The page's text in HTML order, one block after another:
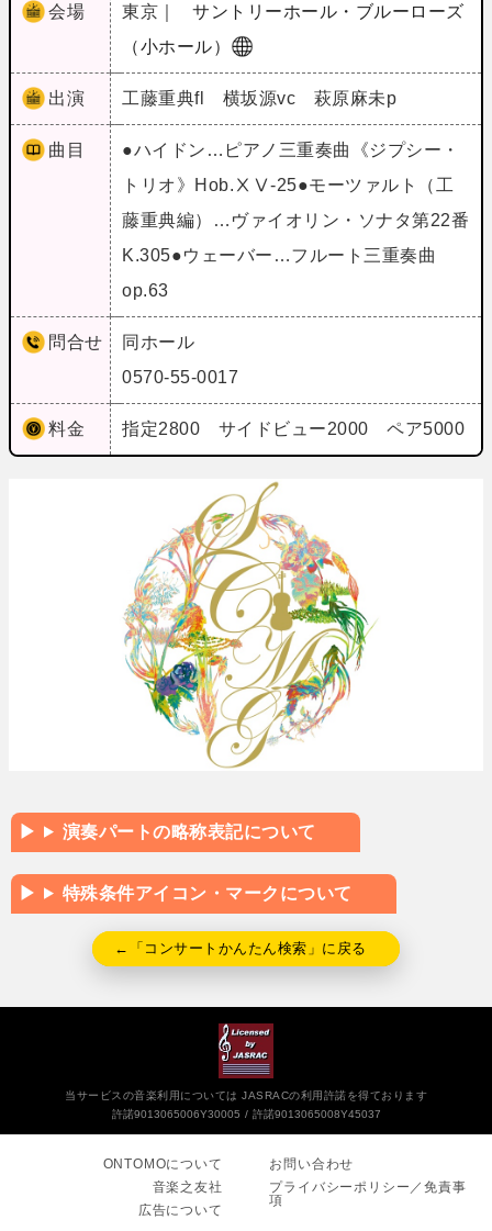
会場 東京｜
サントリーホール・ブルーローズ
（小ホール）
出演 工藤重典fl 横坂源vc 萩原麻未p
曲目
●ハイドン…ピアノ三重奏曲《ジプシー・
トリオ》Hob.ⅩⅤ-25●モーツァルト（工
藤重典編）…ヴァイオリン・ソナタ第22番
K.305●ウェーバー…フルート三重奏曲
op.63
問合せ
同ホール
0570-55-0017
料金 指定2800 サイドビュー2000 ペア5000
演奏パートの略称表記について
特殊条件アイコン・マークについて
←「コンサートかんたん検索」に戻る
当サービスの音楽利用については JASRACの利用許諾を得ております
許諾9013065006Y30005
許諾9013065008Y45037
ONTOMOについて
音楽之友社
広告について
お問い合わせ
プライバシーポリシー／免責事
項